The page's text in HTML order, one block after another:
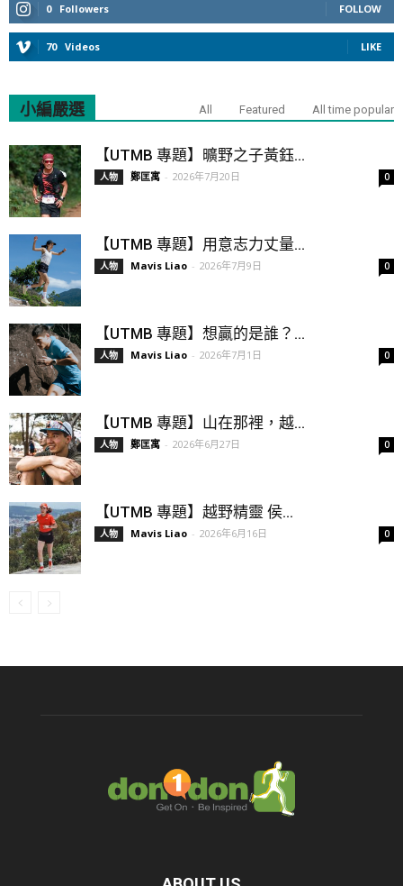
0 Followers FOLLOW
70 Videos LIKE
小編嚴選 All Featured All time popular
【UTMB 專題】曠野之子黃鈺...
人物 鄭匡寓 - 2026年7月20日 0
【UTMB 專題】用意志力丈量...
人物 Mavis Liao - 2026年7月9日 0
【UTMB 專題】想贏的是誰？...
人物 Mavis Liao - 2026年7月1日 0
【UTMB 專題】山在那裡，越...
人物 鄭匡寓 - 2026年6月27日 0
【UTMB 專題】越野精靈 侯...
人物 Mavis Liao - 2026年6月16日 0